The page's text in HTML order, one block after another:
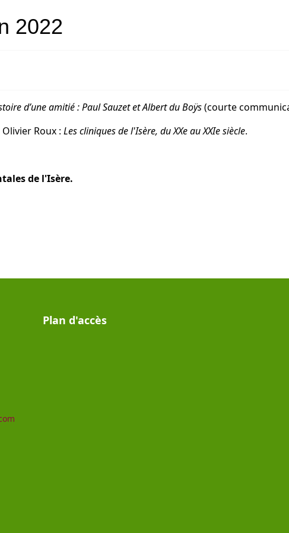
2022
d’une amitié : Paul Sauzet et Albert du Boÿs(courte
Roux : Les cliniques de l'Isère, du XXe au XXIe siècle.
de l'Isère.
Plan d'accès